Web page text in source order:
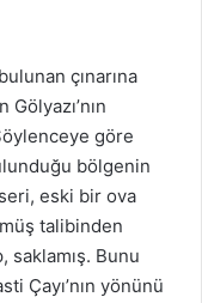
çınarına
göre
bölgenin
eski bir ova
talibinden
saklamış. Bunu
Çayı’nın yönünü